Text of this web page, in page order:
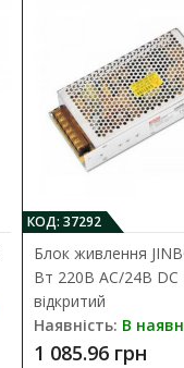
КОД: 37292
Блок живлення
Вт 220В AC/24В DC
відкритий
Наявність: В
1 085.96 грн